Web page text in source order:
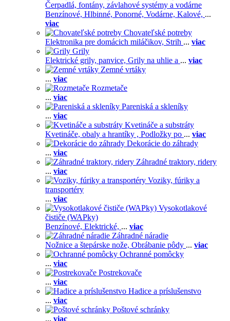
Čerpadlá, fontány, závlahové systémy a vodárne
Benzínové, Hlbinné, Ponorné, Vodárne, Kalové, ...
viac
Chovateľské potreby
Elektronika pre domácich miláčikov, Strih ... viac
Grily
Elektrické grily, panvice, Grily na uhlie a ... viac
Zemné vrtáky
... viac
Rozmetače
... viac
Pareniská a skleníky
... viac
Kvetináče a substráty
Kvetináče, obaly a hrantíky , Podložky po ... viac
Dekorácie do záhrady
... viac
Záhradné traktory, ridery
... viac
Voziky, fúriky a
transportéry
... viac
Vysokotlakové
čističe (WAPky)
Benzínové, Elektrické, ... viac
Záhradné náradie
Nožnice a štepárske nože, Obrábanie pôdy ... viac
Ochranné pomôcky
... viac
Postrekovače
... viac
Hadice a príslušenstvo
... viac
Poštové schránky
... viac